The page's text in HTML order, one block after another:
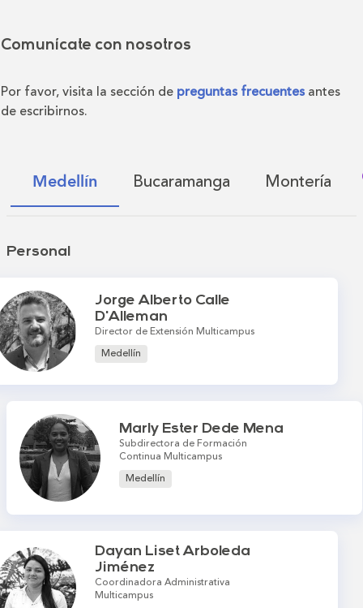
Comunícate con nosotros
Por favor, visita la sección de preguntas frecuentes antes
de escribirnos.
Medellín Bucaramanga Montería
Personal
Jorge Alberto Calle
D'Alleman
Director de Extensión Multicampus
Medellín
Marly Ester Dede Mena
Subdirectora de Formación
Continua Multicampus
Medellín
Dayan Liset Arboleda
Jiménez
Coordinadora Administrativa
Multicampus